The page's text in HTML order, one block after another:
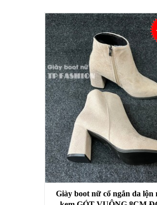
Giày boot nữ cổ ngắn da lộn